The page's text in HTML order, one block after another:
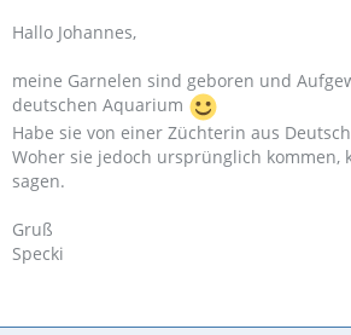
Hallo Johannes,
meine Garnelen sind geboren und
deutschen Aquarium
Habe sie von einer Züchterin aus
Woher sie jedoch ursprünglich kommen,
sagen.
Gruß
Specki